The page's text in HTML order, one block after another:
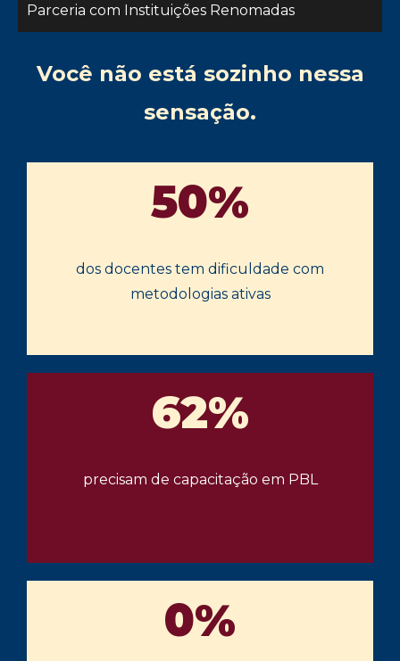
Parceria com Instituições Renomadas
Você não está sozinho nessa
sensação.
50%
dos docentes tem dificuldade com
metodologias ativas
62%
precisam de capacitação em PBL
0%